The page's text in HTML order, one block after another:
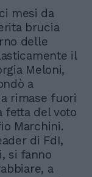
mesi da
brucia
delle
il
Meloni,
a
rimase fuori
fetta del voto
Marchini.
di FdI,
si fanno
a